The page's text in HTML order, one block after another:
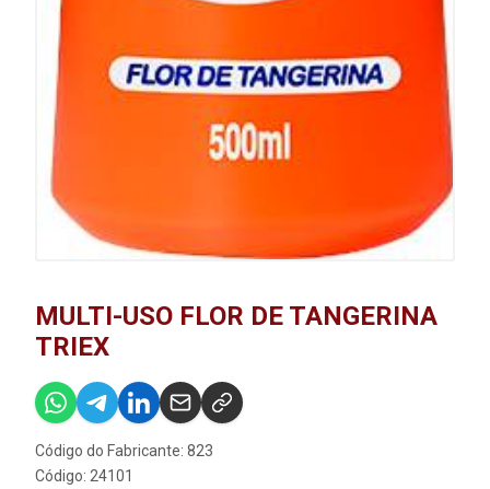
MULTI-USO FLOR DE TANGERINA
TRIEX
Código do Fabricante: 823
Código: 24101